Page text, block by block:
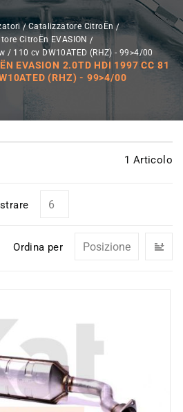
Catalizzatore CitroËn
CitroËn EVASION
/ 110 cv DW10ATED (RHZ) - 99>4/00
EVASION 2.0TD HDI 1997 CC 81
(RHZ) - 99>4/00
1 Articolo
Ordina per